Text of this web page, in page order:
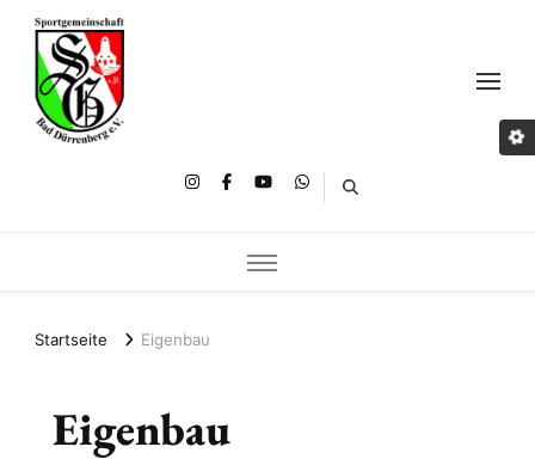
Startseite Eigenbau
Eigenbau